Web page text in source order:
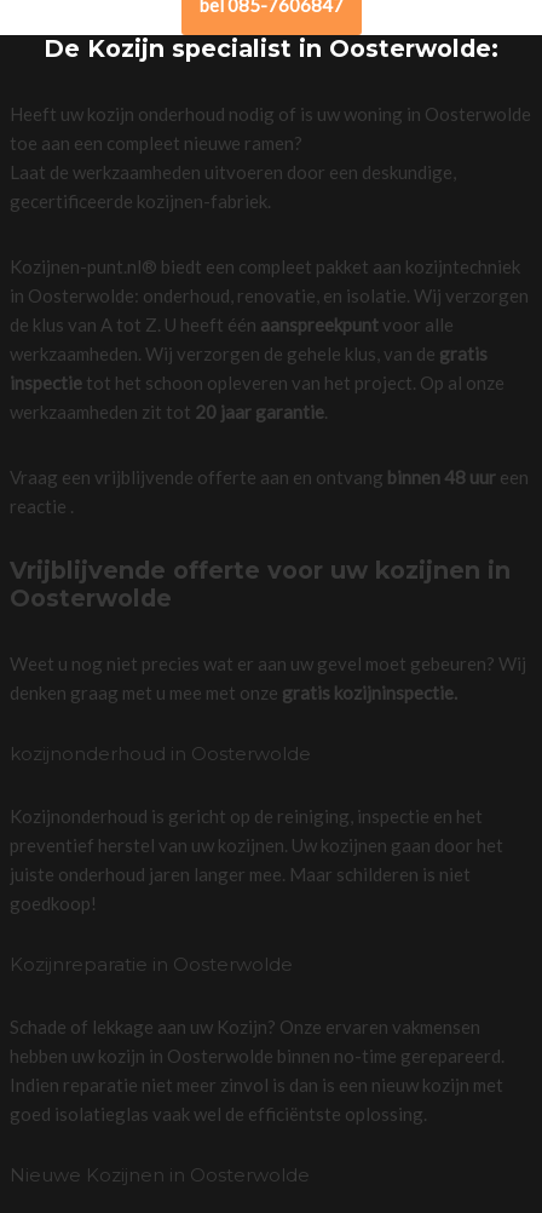
bel 085-7606847
De Kozijn specialist in Oosterwolde:
Heeft uw kozijn onderhoud nodig of is uw woning in Oosterwolde
toe aan een compleet nieuwe ramen?
Laat de werkzaamheden uitvoeren door een deskundige,
gecertificeerde kozijnen-fabriek.
Kozijnen-punt.nl® biedt een compleet pakket aan kozijntechniek
in Oosterwolde: onderhoud, renovatie, en isolatie. Wij verzorgen
de klus van A tot Z. U heeft één aanspreekpuntvoor alle
werkzaamheden. Wij verzorgen de gehele klus, van de gratis
inspectietot het schoon opleveren van het project. Op al onze
werkzaamheden zit tot 20 jaar garantie.
Vraag een vrijblijvende offerte aan en ontvang binnen 48 uureen
reactie .
Vrijblijvende offerte voor uw kozijnen in
Oosterwolde
Weet u nog niet precies wat er aan uw gevel moet gebeuren? Wij
denken graag met u mee met onze gratis kozijninspectie.
kozijnonderhoud in Oosterwolde
Kozijnonderhoud is gericht op de reiniging, inspectie en het
preventief herstel van uw kozijnen. Uw kozijnen gaan door het
juiste onderhoud jaren langer mee. Maar schilderen is niet
goedkoop!
Kozijnreparatie in Oosterwolde
Schade of lekkage aan uw Kozijn? Onze ervaren vakmensen
hebben uw kozijn in Oosterwolde binnen no-time gerepareerd.
Indien reparatie niet meer zinvol is dan is een nieuw kozijn met
goed isolatieglas vaak wel de efficiëntste oplossing.
Nieuwe Kozijnen in Oosterwolde